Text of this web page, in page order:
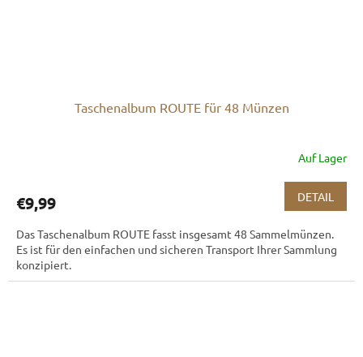
Taschenalbum ROUTE für 48 Münzen
Auf Lager
€9,99 DETAIL
Das Taschenalbum ROUTE fasst insgesamt 48 Sammelmünzen.
Es ist für den einfachen und sicheren Transport Ihrer Sammlung
konzipiert.